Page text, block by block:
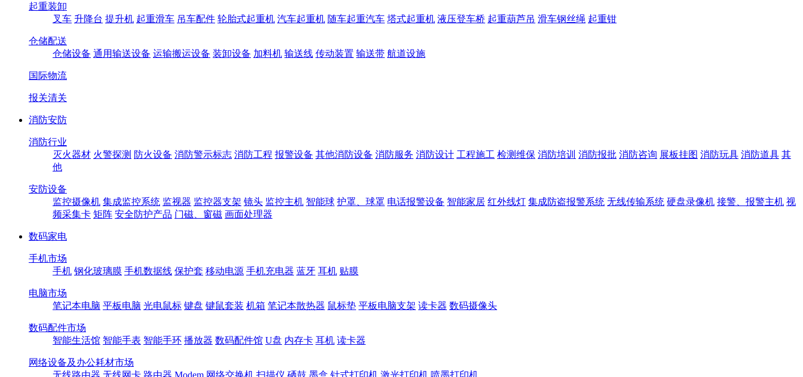
起重装卸
叉车 升降台 提升机 起重滑车 吊车配件 轮胎式起重机 汽车起重机 随车起重汽车 塔式起重机 液压登车桥 起重葫芦吊 滑车钢丝绳 起重钳
仓储配送
仓储设备 通用输送设备 运输搬运设备 装卸设备 加料机 输送线 传动装置 输送带 航道设施
国际物流
报关清关
消防安防
消防行业
灭火器材 火警探测 防火设备 消防警示标志 消防工程 报警设备 其他消防设备 消防服务 消防设计 工程施工 检测维保 消防培训 消防报批 消防咨询 展板挂图 消防玩具 消防道具 其
他
安防设备
监控摄像机 集成监控系统 监视器 监控器支架 镜头 监控主机 智能球 护罩、球罩 电话报警设备 智能家居 红外线灯 集成防盗报警系统 无线传输系统 硬盘录像机 接警、报警主机 视
频采集卡 矩阵 安全防护产品 门磁、窗磁 画面处理器
数码家电
手机市场
手机 钢化玻璃膜 手机数据线 保护套 移动电源 手机充电器 蓝牙 耳机 贴膜
电脑市场
笔记本电脑 平板电脑 光电鼠标 键盘 键鼠套装 机箱 笔记本散热器 鼠标垫 平板电脑支架 读卡器 数码摄像头
数码配件市场
智能生活馆 智能手表 智能手环 播放器 数码配件馆 U盘 内存卡 耳机 读卡器
网络设备及办公耗材市场
无线路由器 无线网卡 路由器 Modem 网络交换机 扫描仪 硒鼓 墨盒 针式打印机 激光打印机 喷墨打印机